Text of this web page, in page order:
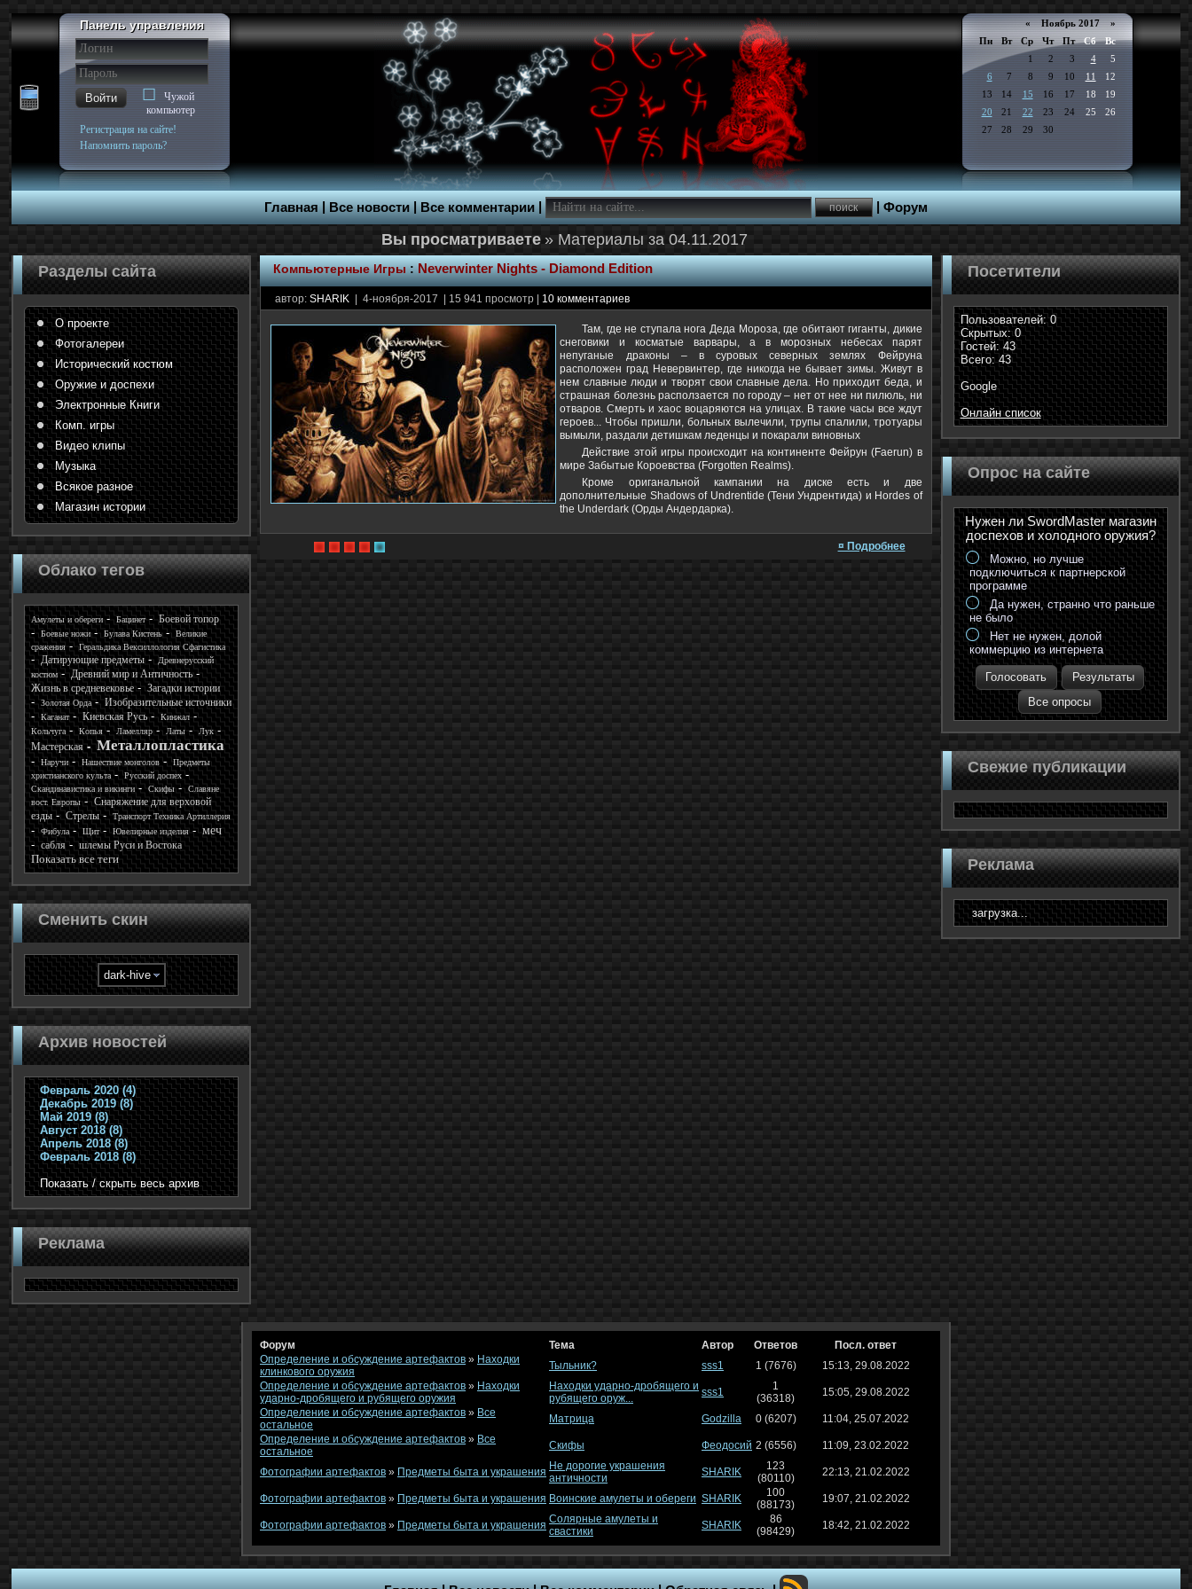
Панель управления
Войти
Чужой
компьютер
Регистрация на сайте!
Напомнить пароль?
«Ноябрь 2017»
Пн
Вт Ср Чт Пт Сб
Вс
1
2 3 4
5
6
7 8 9 10 11
12
13
14 15 16 17 18
19
20
21 22 23 24 25
26
27
28 29 30
Главная|Все новости|Все комментарии| |Форум
» Материалы за 04.11.2017
Компьютерные Игры: Neverwinter Nights - Diamond Edition
автор:SHARIK | 4-ноября-2017 | 15 941 просмотр | 10 комментариев
Там, где не ступала нога Деда Мороза, где обитают гиганты, дикие
снеговики и косматые варвары, а в морозных небесах парят
непуганые драконы – в суровых северных землях Фейруна
расположен град Невервинтер, где никогда не бывает зимы. Живут в
нем славные люди и творят свои славные дела. Но приходит беда, и
страшная болезнь расползается по городу – нет от нее ни пилюль, ни
отваров. Смерть и хаос воцаряются на улицах. В такие часы все ждут
героев... Чтобы пришли, больных вылечили, трупы спалили, тротуары
вымыли, раздали детишкам леденцы и покарали виновных
Действие этой игры происходит на континенте Фейрун (Faerun) в
мире Забытые Короевства (Forgotten Realms).
Кроме ориганальной кампании на диске есть и две
дополнительные Shadows of Undrentide (Тени Ундрентида) и Hordes of
the Underdark (Орды Андердарка).
¤ Подробнее
Разделы сайта
О проекте
Фотогалереи
Исторический костюм
Оружие и доспехи
Электронные Книги
Комп. игры
Видео клипы
Музыка
Всякое разное
Магазин истории
Облако тегов
Амулеты и обереги Бацинет Боевой топор
Боевые ножи Булава Кистень
Великие
сражения
Геральдика Вексиллология Сфагистика
Датирующие предметы
Древнерусский
костюм
Древний мир и Античность
Жизнь в средневековье
Загадки истории
Золотая Орда Изобразительные источники
Каганат Киевская Русь
Кинжал
Кольчуга
Копья Ламелляр Латы Лук
Мастерская Металлопластика
Наручи Нашествие монголов
Предметы
христианского культа
Русский доспех
Скандинавистика и викинги
Скифы
Славяне
вост. Европы
Снаряжение для верховой
езды
Стрелы
Транспорт Техника Артиллерия
Фибула
Щит Ювелирные изделия меч
сабля шлемы Руси и Востока
Показать все теги
Сменить скин
Архив новостей
Февраль 2020 (4)
Декабрь 2019 (8)
Май 2019 (8)
Август 2018 (8)
Апрель 2018 (8)
Февраль 2018 (8)
Показать / скрыть весь архив
Реклама
Посетители
Пользователей: 0
Скрытых: 0
Гостей: 43
Всего: 43
Google
Онлайн список
Опрос на сайте
Нужен ли SwordMaster магазин
доспехов и холодного оружия?
Можно, но лучше
подключиться к партнерской
программе
Да нужен, странно что раньше
не было
Нет не нужен, долой
коммерцию из интернета
Голосовать
Результаты
Все опросы
Свежие публикации
Реклама
загрузка...
Форум Тема Автор Ответов
Посл. ответ
Определение и обсуждение артефактов » Находки
клинкового оружия
Тыльник? sss1 1 (7676)
15:13, 29.08.2022
Определение и обсуждение артефактов » Находки
ударно-дробящего и рубящего оружия
Находки ударно-дробящего и
рубящего оруж...
sss1
1
(36318)
15:05, 29.08.2022
Определение и обсуждение артефактов » Все
остальное
Матрица Godzilla 0 (6207)
11:04, 25.07.2022
Определение и обсуждение артефактов » Все
остальное
Скифы Феодосий 2 (6556) 11:09, 23.02.2022
Фотографии артефактов » Предметы быта и украшения Не дорогие украшения
античности
SHARIK
123
(80110)
22:13, 21.02.2022
Фотографии артефактов » Предметы быта и украшения Воинские амулеты и обереги SHARIK
100
(88173)
19:07, 21.02.2022
Фотографии артефактов » Предметы быта и украшения Солярные амулеты и
свастики
SHARIK
86
(98429)
18:42, 21.02.2022